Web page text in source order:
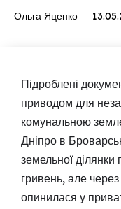
Ольга Яценко
Підроблені
приводом для
комунальною
Дніпро в
земельної
гривень, але
опинилася у